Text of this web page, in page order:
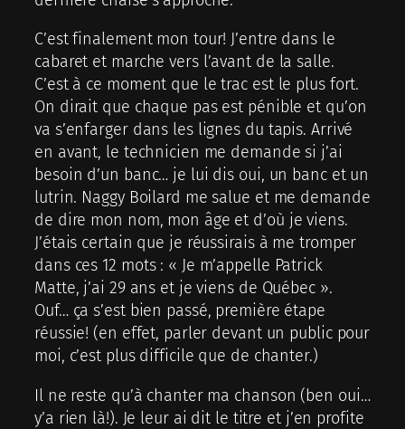
C’est finalement mon tour! J’entre dans le
cabaret et marche vers l’avant de la salle.
C’est à ce moment que le trac est le plus fort.
On dirait que chaque pas est pénible et qu’on
va s’enfarger dans les lignes du tapis. Arrivé
en avant, le technicien me demande si j’ai
besoin d’un banc… je lui dis oui, un banc et un
lutrin. Naggy Boilard me salue et me demande
de dire mon nom, mon âge et d’où je viens.
J’étais certain que je réussirais à me tromper
dans ces 12 mots : « Je m’appelle Patrick
Matte, j’ai 29 ans et je viens de Québec ».
Ouf… ça s’est bien passé, première étape
réussie! (en effet, parler devant un public pour
moi, c’est plus difficile que de chanter.)
Il ne reste qu’à chanter ma chanson (ben oui…
y’a rien là!). Je leur ai dit le titre et j’en profite